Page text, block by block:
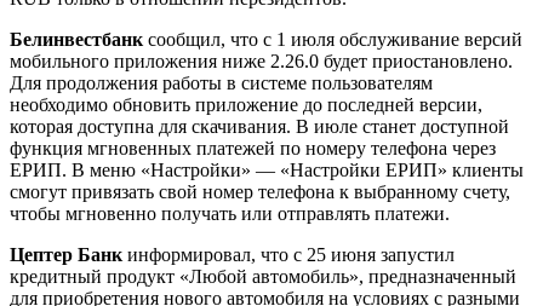
Белинвестбанк сообщил, что с 1 июля обслуживание версий
мобильного приложения ниже 2.26.0 будет приостановлено.
Для продолжения работы в системе пользователям
необходимо обновить приложение до последней версии,
которая доступна для скачивания. В июле станет доступной
функция мгновенных платежей по номеру телефона через
ЕРИП. В меню «Настройки» — «Настройки ЕРИП» клиенты
смогут привязать свой номер телефона к выбранному счету,
чтобы мгновенно получать или отправлять платежи.
Цептер Банк информировал, что с 25 июня запустил
кредитный продукт «Любой автомобиль», предназначенный
для приобретения нового автомобиля на условиях с разными